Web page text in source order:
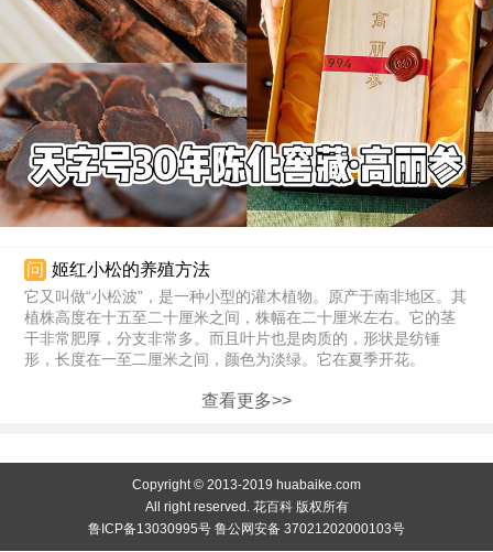
问 姬红小松的养殖方法
它又叫做“小松波”，是一种小型的灌木植物。原产于南非地区。其
植株高度在十五至二十厘米之间，株幅在二十厘米左右。它的茎
干非常肥厚，分支非常多。而且叶片也是肉质的，形状是纺锤
形，长度在一至二厘米之间，颜色为淡绿。它在夏季开花。
查看更多>>
Copyright © 2013-2019 huabaike.com
All right reserved. 花百科 版权所有
鲁ICP备13030995号 鲁公网安备 37021202000103号